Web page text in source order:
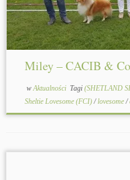
Miley – CACIB &
wAktualności Tagi (SHETLAND
Sheltie Lovesome (FCI)/lovesome/